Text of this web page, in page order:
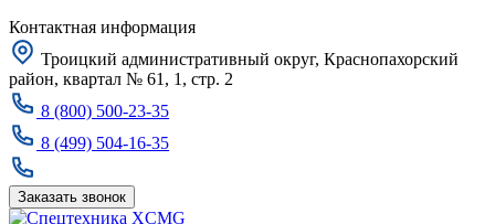
Контактная информация
Троицкий административный округ, Краснопахорский
район, квартал № 61, 1, стр. 2
8 (800) 500-23-35
8 (499) 504-16-35
Заказать звонок